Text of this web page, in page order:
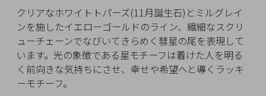
クリアなホワイトトパーズ(11月誕生石)とミルグレイ
ンを施したイエローゴールドのライン、繊細なスクリ
ューチェーンでなびいてきらめく彗星の尾を表現して
います。光の象徴である星モチーフは着けた人を明る
く前向きな気持ちにさせ、幸せや希望へと導くラッキ
ーモチーフ。
お
気
に
入
り